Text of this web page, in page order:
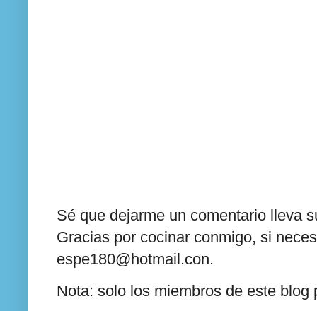
Sé que dejarme un comentario lleva
Gracias por cocinar conmigo, si
espe180@hotmail.con.
Nota: solo los miembros de este